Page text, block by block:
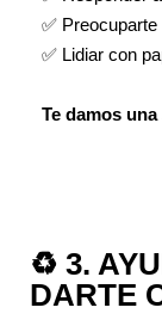
✅
✅ Lidiar con
Te damos
♻️ 3.
DARTE